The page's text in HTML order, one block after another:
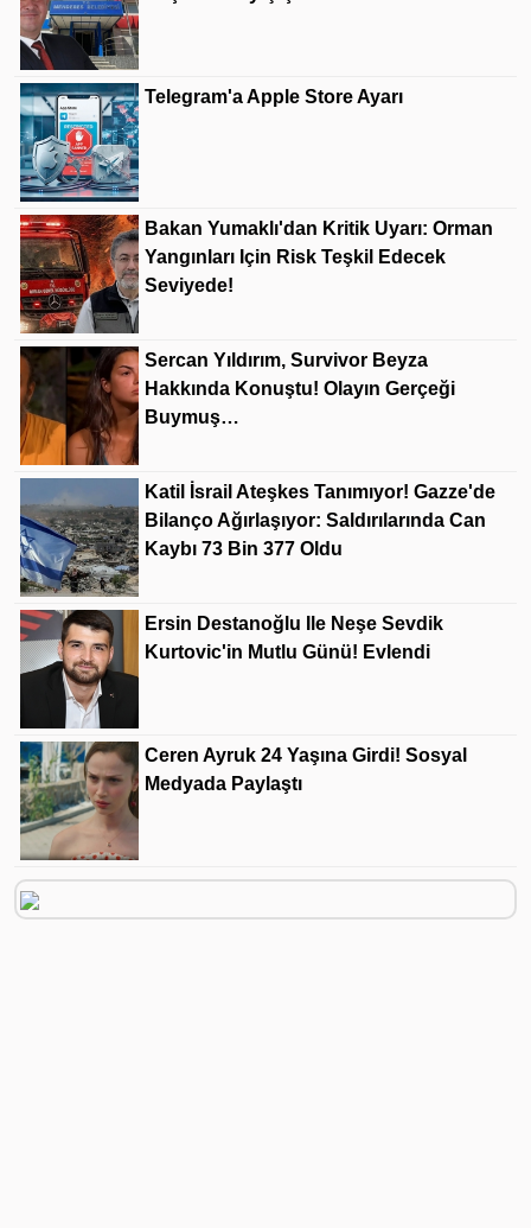
Telegram'a Apple Store Ayarı
Bakan Yumaklı'dan Kritik Uyarı: Orman
Yangınları Için Risk Teşkil Edecek
Seviyede!
Sercan Yıldırım, Survivor Beyza
Hakkında Konuştu! Olayın Gerçeği
Buymuş…
Katil İsrail Ateşkes Tanımıyor! Gazze'de
Bilanço Ağırlaşıyor: Saldırılarında Can
Kaybı 73 Bin 377 Oldu
Ersin Destanoğlu Ile Neşe Sevdik
Kurtovic'in Mutlu Günü! Evlendi
Ceren Ayruk 24 Yaşına Girdi! Sosyal
Medyada Paylaştı